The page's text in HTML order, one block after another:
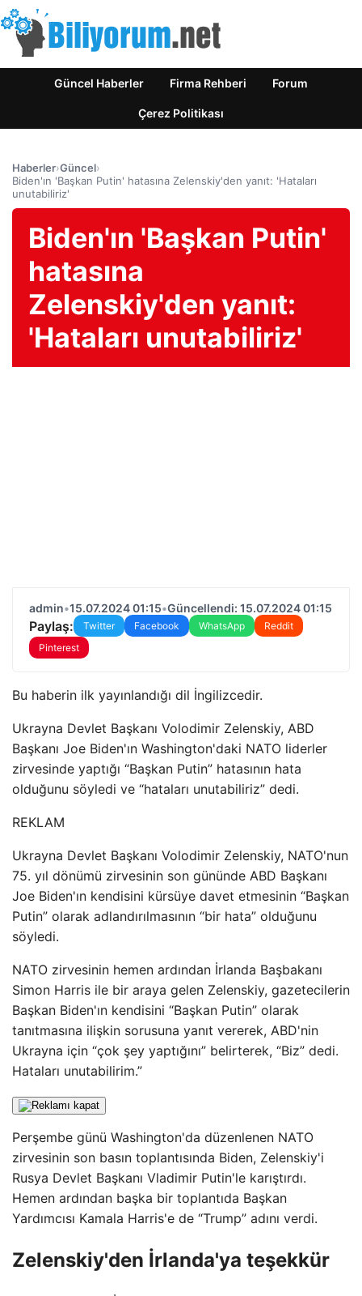
Güncel Haberler Firma Rehberi Forum
Çerez Politikası
Haberler›Güncel›
Biden'ın 'Başkan Putin' hatasına Zelenskiy'den yanıt: 'Hataları
unutabiliriz'
Biden'ın 'Başkan Putin'
hatasına
Zelenskiy'den yanıt:
'Hataları unutabiliriz'
admin•15.07.2024 01:15•Güncellendi: 15.07.2024 01:15
Paylaş: Twitter Facebook WhatsApp
Reddit
Pinterest
Bu haberin ilk yayınlandığı dil İngilizcedir.
Ukrayna Devlet Başkanı Volodimir Zelenskiy, ABD
Başkanı Joe Biden'ın Washington'daki NATO liderler
zirvesinde yaptığı “Başkan Putin” hatasının hata
olduğunu söyledi ve “hataları unutabiliriz” dedi.
REKLAM
Ukrayna Devlet Başkanı Volodimir Zelenskiy, NATO'nun
75. yıl dönümü zirvesinin son gününde ABD Başkanı
Joe Biden'ın kendisini kürsüye davet etmesinin “Başkan
Putin” olarak adlandırılmasının “bir hata” olduğunu
söyledi.
NATO zirvesinin hemen ardından İrlanda Başbakanı
Simon Harris ile bir araya gelen Zelenskiy, gazetecilerin
Başkan Biden'ın kendisini “Başkan Putin” olarak
tanıtmasına ilişkin sorusuna yanıt vererek, ABD'nin
Ukrayna için “çok şey yaptığını” belirterek, “Biz” dedi.
Hataları unutabilirim.”
Perşembe günü Washington'da düzenlenen NATO
zirvesinin son basın toplantısında Biden, Zelenskiy'i
Rusya Devlet Başkanı Vladimir Putin'le karıştırdı.
Hemen ardından başka bir toplantıda Başkan
Yardımcısı Kamala Harris'e de “Trump” adını verdi.
Zelenskiy'den İrlanda'ya teşekkür